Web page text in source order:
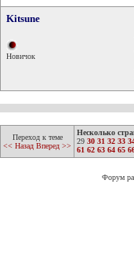
Kitsune
Новичок
Переход к теме
<< Назад Вперед >>
Несколько
29 30 31 32 33
61 62 63 64 65
Форум